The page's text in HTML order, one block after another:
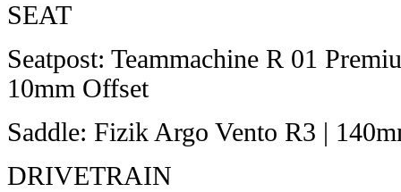
SEAT
Seatpost: Teammachine R 01
10mm Offset
Saddle: Fizik Argo Vento R3 |
DRIVETRAIN